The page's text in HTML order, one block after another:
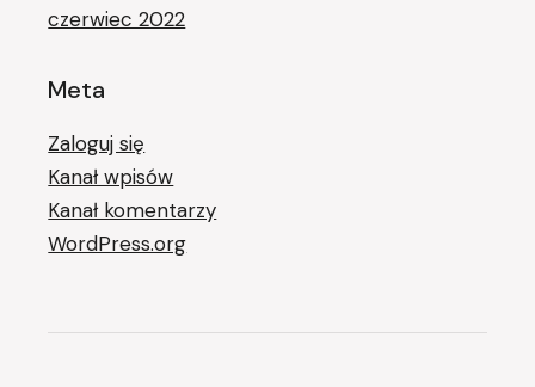
czerwiec 2022
Meta
Zaloguj się
Kanał wpisów
Kanał komentarzy
WordPress.org